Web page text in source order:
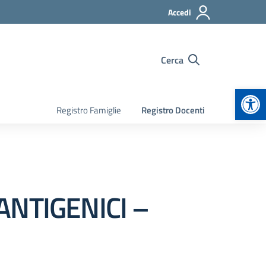
Accedi
Cerca
Registro Famiglie Registro Docenti
–